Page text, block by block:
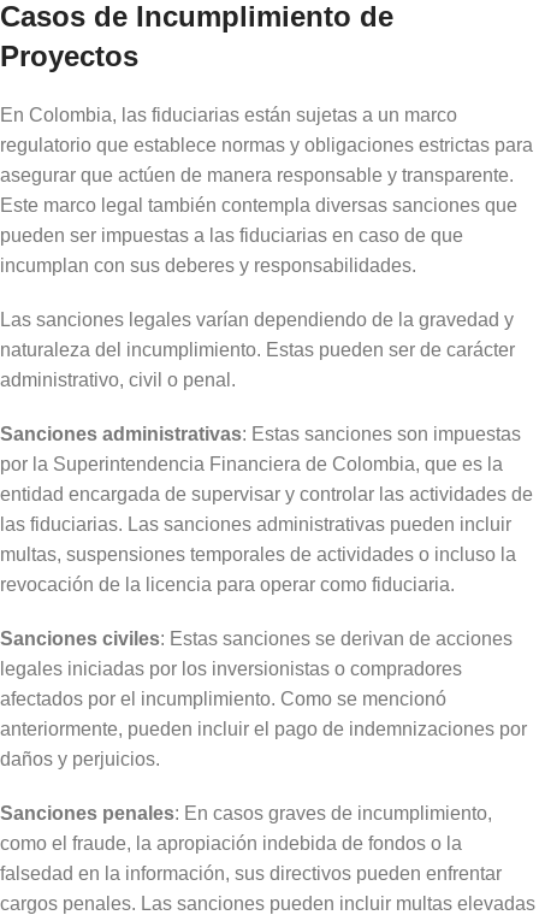
Casos de Incumplimiento de
Proyectos
En Colombia, las fiduciarias están sujetas a un marco
regulatorio que establece normas y obligaciones estrictas para
asegurar que actúen de manera responsable y transparente.
Este marco legal también contempla diversas sanciones que
pueden ser impuestas a las fiduciarias en caso de que
incumplan con sus deberes y responsabilidades.
Las sanciones legales varían dependiendo de la gravedad y
naturaleza del incumplimiento. Estas pueden ser de carácter
administrativo, civil o penal.
Sanciones administrativas: Estas sanciones son impuestas
por la Superintendencia Financiera de Colombia, que es la
entidad encargada de supervisar y controlar las actividades de
las fiduciarias. Las sanciones administrativas pueden incluir
multas, suspensiones temporales de actividades o incluso la
revocación de la licencia para operar como fiduciaria.
Sanciones civiles: Estas sanciones se derivan de acciones
legales iniciadas por los inversionistas o compradores
afectados por el incumplimiento. Como se mencionó
anteriormente, pueden incluir el pago de indemnizaciones por
daños y perjuicios.
Sanciones penales: En casos graves de incumplimiento,
como el fraude, la apropiación indebida de fondos o la
falsedad en la información, sus directivos pueden enfrentar
cargos penales. Las sanciones pueden incluir multas elevadas